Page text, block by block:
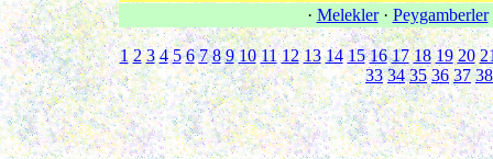
· Melekler· Peygamberler
1 2 3 4 5 6 7 8 9 10 11 12 13 14 15 16 17 18 19 20
33 34 35 36 37 38